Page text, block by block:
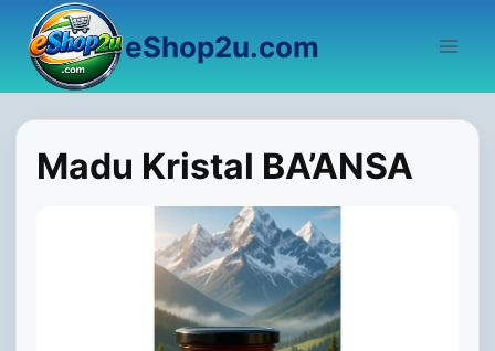
content
eShop2u.com
Madu Kristal BA’ANSA